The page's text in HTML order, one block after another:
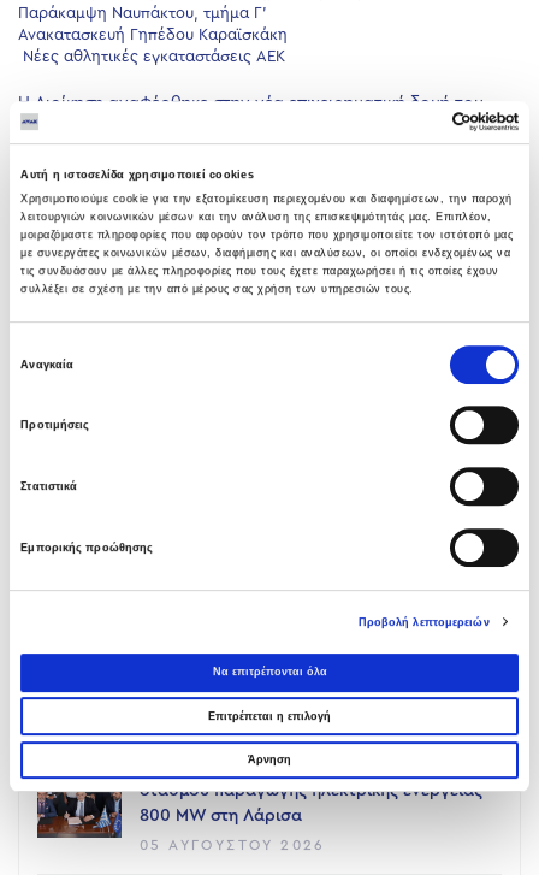
Αυτή η ιστοσελίδα χρησιμοποιεί cookies
Χρησιμοποιούμε cookie για την εξατομίκευση περιεχομένου και διαφημίσεων, την παροχή
λειτουργιών κοινωνικών μέσων και την ανάλυση της επισκεψιμότητάς μας. Επιπλέον,
μοιραζόμαστε πληροφορίες που αφορούν τον τρόπο που χρησιμοποιείτε τον ιστότοπό μας
με συνεργάτες κοινωνικών μέσων, διαφήμισης και αναλύσεων, οι οποίοι ενδεχομένως να
τις συνδυάσουν με άλλες πληροφορίες που τους έχετε παραχωρήσει ή τις οποίες έχουν
συλλέξει σε σχέση με την από μέρους σας χρήση των υπηρεσιών τους.
συγκατάθεσης
Αναγκαία
Προτιμήσεις
Στατιστικά
Εμπορικής προώθησης
Προβολή λεπτομερειών
Να επιτρέπονται όλα
Επιτρέπεται η επιλογή
Άρνηση
Παράκαμψη Ναυπάκτου, τμήμα Γ’
Ανακατασκευή Γηπέδου Καραϊσκάκη
Νέες αθλητικές εγκαταστάσεις ΑΕΚ
Η Διοίκηση αναφέρθηκε στην νέα επιχειρηματική δομή του
Ομίλου η οποία διαμορφώθηκε το 2002 στο πνεύμα του
θυγατρικών εταιριών και την ακόλουθη εξασφάλιση
εργοληπτικών πτυχίων 7ης, 6ης και 3ης τάξεως που
επιτρέπουν την εκτέλεση μεγάλου αριθμού έργων με ποικιλία
προϋπολογισμού και τεχνικών χαρακτηριστικών.
Μαρούσι 26/6/2003
NEXT
LATEST NEWS
Θερμοηλεκτρική
05 ΑΥΓΟΎΣΤΟΥ 2026
Όμιλος AVAX: Ανάληψη έργου κατασκευής
σταθμού παραγωγής ηλεκτρικής ενέργειας
800 ΜW στη Λάρισα
05 ΑΥΓΟΎΣΤΟΥ 2026